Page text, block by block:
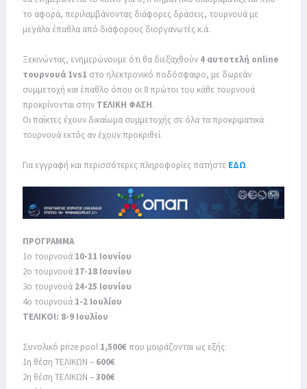
το αφορά, περιλαμβάνοντας διάφορες δράσεις, τουρνουά με
μεγάλα έπαθλα από διάφορους διοργανωτές κ.ά.
Ξεκινώντας, ενημερώνουμε ότι θα διεξαχθούν 4 αυτοτελή online
τουρνουά 1vs1 στο ηλεκτρονικό ποδόσφαιρο, με δωρεάν
συμμετοχή και έπαθλο όπου οι 8 πρώτοι του κάθε τουρνουά
προκρίνονται στην ΤΕΛΙΚΗ ΦΑΣΗ.
Οι παίκτες έχουν δικαίωμα συμμετοχής σε όλα τα προκριματικά
τουρνουά εκτός αν έχουν προκριθεί.
Για εγγραφή και περισσότερες πληροφορίες πατήστε ΕΔΩ
ΠΡΟΓΡΑΜΜΑ
1ο τουρνουά 10-11 Ιουνίου
2ο τουρνουά 17-18 Ιουνίου
3ο τουρνουά 24-25 Ιουνίου
4ο τουρνουά 1-2 Ιουλίου
ΤΕΛΙΚΟΙ: 8-9 Ιουλίου
Συνολικό prize pool 1,500€ που μοιράζονται ως εξής:
1η θέση ΤΕΛΙΚΩΝ – 600€
2η θέση ΤΕΛΙΚΩΝ –300€